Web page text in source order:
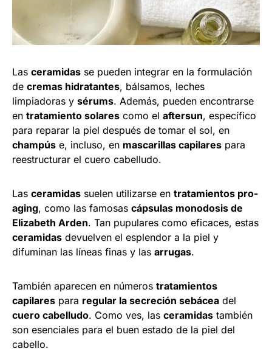
Las ceramidas se pueden integrar en la formulación
de cremas hidratantes, bálsamos, leches
limpiadoras y sérums. Además, pueden encontrarse
en tratamiento solares como el aftersun, específico
para reparar la piel después de tomar el sol, en
champús e, incluso, en mascarillas capilares para
reestructurar el cuero cabelludo.
Las ceramidas suelen utilizarse en tratamientos pro-
aging, como las famosas cápsulas monodosis de
Elizabeth Arden. Tan pupulares como eficaces, estas
ceramidas devuelven el esplendor a la piel y
difuminan las líneas finas y las arrugas.
También aparecen en números tratamientos
capilares para regular la secreción sebácea del
cuero cabelludo. Como ves, las ceramidas también
son esenciales para el buen estado de la piel del
cabello.